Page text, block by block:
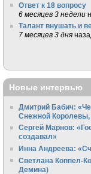
Ответ к 18 вопросу
6 месяцев 3 недели
Талант внушать и
7 месяцев 3 дня
Новые интервью
Дмитрий Бабич:
Снежной Королевы,
Сергей Марнов:
создавал»
Инна Андреева:
Светлана Коппел-
Демина)